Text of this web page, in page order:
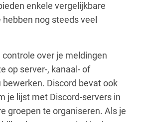
enkele vergelijkbare
nog steeds veel
controle over je meldingen
op server-, kanaal- of
Discord bevat ook
je lijst met Discord-servers in
groepen te organiseren. Als je